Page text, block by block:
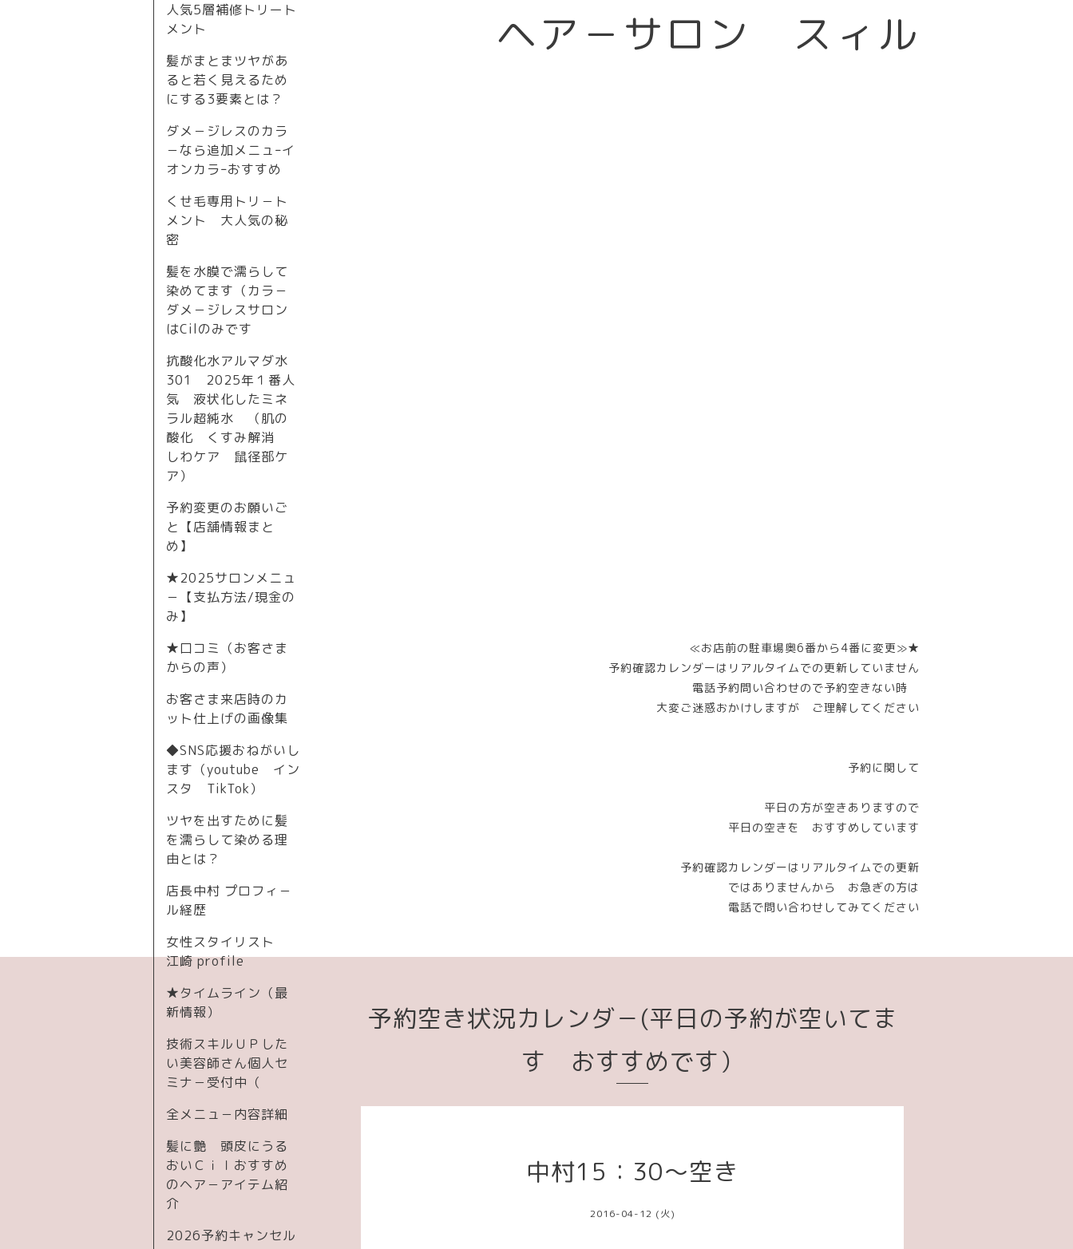
ヘア－サロン スィル
≪お店前の駐車場奥6番から4番に変更≫★
予約確認カレンダーはリアルタイムでの更新していません
電話予約問い合わせので予約空きない時
大変ご迷惑おかけしますが ご理解してください
予約に関して
平日の方が空きありますので
平日の空きを おすすめしています
予約確認カレンダーはリアルタイムでの更新
ではありませんから お急ぎの方は
電話で問い合わせしてみてください
人気5層補修トリート
メント
髪がまとまツヤがあ
ると若く見えるため
にする3要素とは？
ダメ－ジレスのカラ
－なら追加メニュｰイ
オンカラｰおすすめ
くせ毛専用トリ－ト
メント 大人気の秘
密
髪を水膜で濡らして
染めてます（カラ－
ダメ－ジレスサロン
はCilのみです
抗酸化水アルマダ水
301 2025年１番人
気 液状化したミネ
ラル超純水 （肌の
酸化 くすみ解消
しわケア 鼠径部ケ
ア）
予約変更のお願いご
と【店舗情報まと
め】
★2025サロンメニュ
－【支払方法/現金の
み】
★口コミ（お客さま
からの声）
お客さま来店時のカ
ット仕上げの画像集
◆SNS応援おねがいし
ます（youtube イン
スタ TikTok）
ツヤを出すために髪
を濡らして染める理
由とは？
店長中村 プロフィ－
ル経歴
女性スタイリスト
江崎 profile
★タイムライン（最
新情報）
技術スキルＵＰした
い美容師さん個人セ
ミナ－受付中（
全メニュ－内容詳細
髪に艶 頭皮にうる
おいＣｉｌおすすめ
のヘア－アイテム紹
介
2026予約キャンセル
予約空き状況カレンダ－(平日の予約が空いてま
す おすすめです）
中村15：30～空き
2016-04-12 (火)